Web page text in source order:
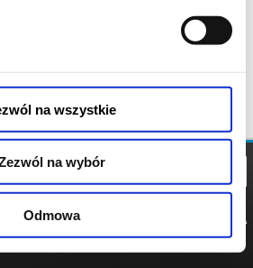
na wszystkie
na wybór
Odmowa
POLITYKA
POLITYKA